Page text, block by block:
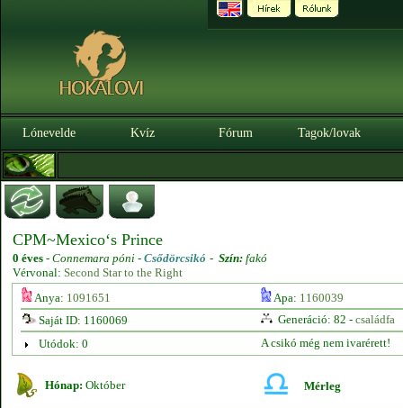
Lónevelde Kvíz Fórum Tagok/lovak
CPM~Mexico‘s Prince
0 éves - Connemara póni - Csődörcsikó - Szín: fakó
Vérvonal: Second Star to the Right
Anya: 1091651 Apa: 1160039
Saját ID: 1160069
Generáció: 82 - családfa
Utódok: 0
A csikó még nem ivarérett!
Hónap: Október Mérleg